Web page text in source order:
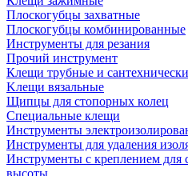
Плоскогубцы захватные
Плоскогубцы комбинированные
Инструменты для резания
Прочий инструмент
Клещи трубные и
Kлещи вязальные
Щипцы для стопорных колец
Специальные клещи
Инструменты
Инструменты для удаления
Инструменты с креплением для
высоты